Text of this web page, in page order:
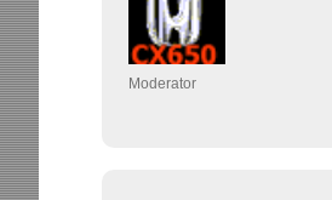
Moderator